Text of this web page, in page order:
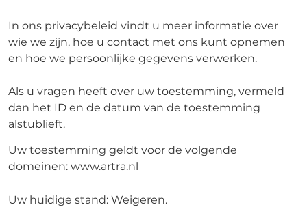
In ons privacybeleid vindt u meer informatie over
wie we zijn, hoe u contact met ons kunt opnemen
en hoe we persoonlijke gegevens verwerken.
Als u vragen heeft over uw toestemming, vermeld
dan het ID en de datum van de toestemming
alstublieft.
Uw toestemming geldt voor de volgende
domeinen: www.artra.nl
Uw huidige stand: Weigeren.